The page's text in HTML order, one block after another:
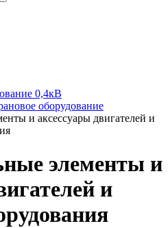
0,4кВ
оборудование
и аксессуары двигателей и
элементы и
и